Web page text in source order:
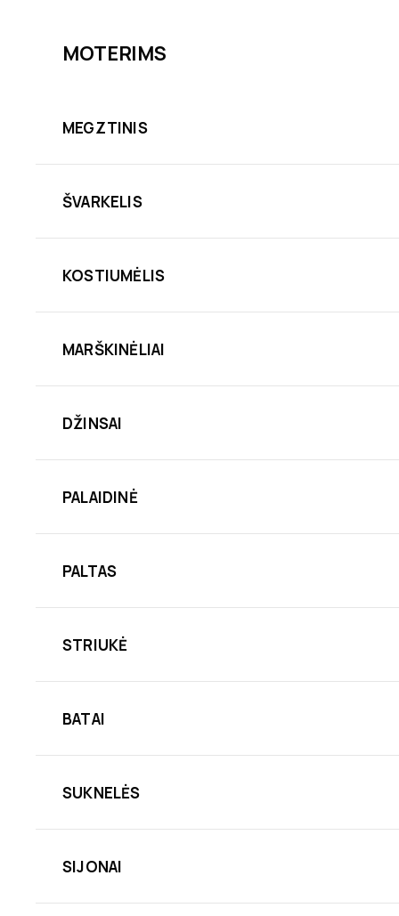
MOTERIMS
MEGZTINIS
ŠVARKELIS
KOSTIUMĖLIS
MARŠKINĖLIAI
DŽINSAI
PALAIDINĖ
PALTAS
STRIUKĖ
BATAI
SUKNELĖS
SIJONAI